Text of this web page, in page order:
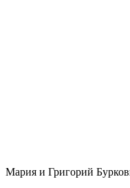
Мария и Григорий